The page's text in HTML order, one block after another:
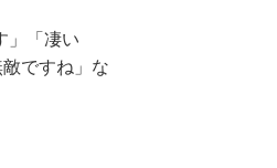
」「凄い
ですね」な